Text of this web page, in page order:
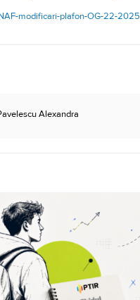
modificari-plafon-OG-22-2025
Alexandra